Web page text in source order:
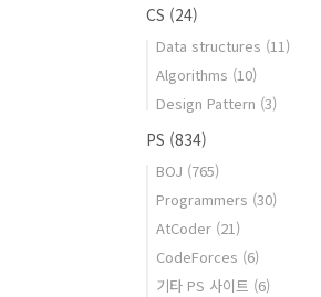
CS (24)
Data structures (11)
Algorithms (10)
Design Pattern (3)
PS (834)
BOJ (765)
Programmers (30)
AtCoder (21)
CodeForces (6)
기타 PS 사이트 (6)